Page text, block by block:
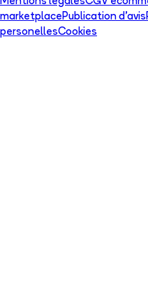
marketplacePublication d'avis
personellesCookies